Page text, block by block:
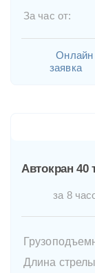
За час от:
Онлайн
заявка
Автокран 40
за 8
Длина